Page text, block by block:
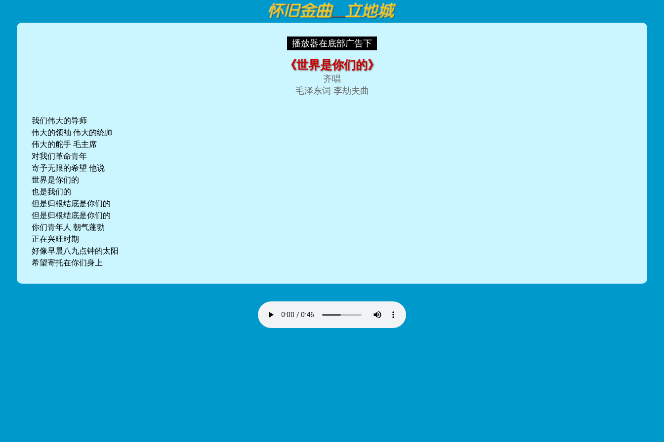
播放器在底部广告下
《世界是你们的》
齐唱
毛泽东词 李劫夫曲
我们伟大的导师
伟大的领袖 伟大的统帅
伟大的舵手 毛主席
对我们革命青年
寄予无限的希望 他说
世界是你们的
也是我们的
但是归根结底是你们的
但是归根结底是你们的
你们青年人 朝气蓬勃
正在兴旺时期
好像早晨八九点钟的太阳
希望寄托在你们身上